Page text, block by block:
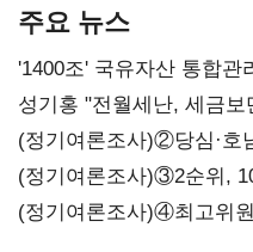
주요 뉴스
'1400조' 국유자산 통합
구조혁신
성기홍 "전월세난, 세금
시사
(정기여론조사)②당심·호
(정기여론조사)③2순위,
'한 자릿수'
(정기여론조사)④최고위